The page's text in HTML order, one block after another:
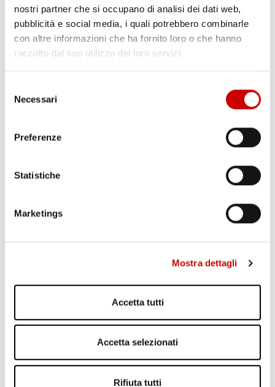
nostri partner che si occupano di analisi dei dati web,
pubblicità e social media, i quali potrebbero combinarle
con altre informazioni che ha fornito loro o che hanno
raccolto dal suo utilizzo dei loro servizi.
delNecessari
Preferenze
Statistiche
Marketings
Mostra dettagli
Accetta tutti
Accetta selezionati
Rifiuta tutti
CAPUA: ALBERO CADUTO NELLA NOTTE
Leggi l'articolo
PONTICELLI: DODICENNE FERITO A COLTELLATE